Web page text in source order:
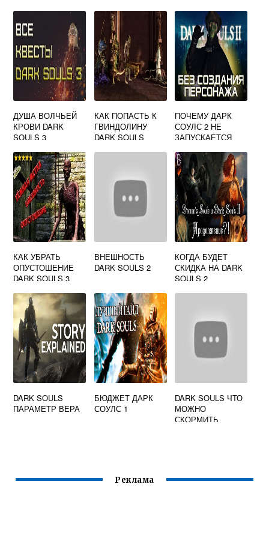
ДУША ВОЛЧЬЕЙ
КРОВИ DARK
SOULS 3
КАК ПОПАСТЬ К
ГВИНДОЛИНУ
DARK SOULS
ПОЧЕМУ ДАРК
СОУЛС 2 НЕ
ЗАПУСКАЕТСЯ
КАК УБРАТЬ
ОПУСТОШЕНИЕ
DARK SOULS 3
ВНЕШНОСТЬ
DARK SOULS 2
КОГДА БУДЕТ
СКИДКА НА DARK
SOULS 2
DARK SOULS
ПАРАМЕТР ВЕРА
БЮДЖЕТ ДАРК
СОУЛС 1
DARK SOULS ЧТО
МОЖНО
СКОРМИТЬ
Реклама